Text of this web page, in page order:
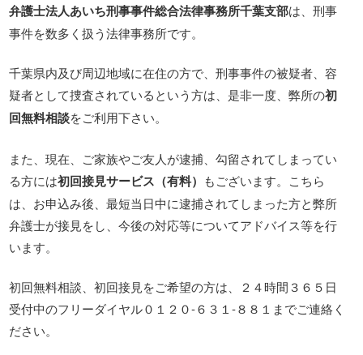
弁護士法人あいち刑事事件総合法律事務所千葉支部は、刑事
事件を数多く扱う法律事務所です。
千葉県内及び周辺地域に在住の方で、刑事事件の被疑者、容
疑者として捜査されているという方は、是非一度、弊所の初
回無料相談をご利用下さい。
また、現在、ご家族やご友人が逮捕、勾留されてしまってい
る方には初回接見サービス（有料） もございます。こちら
は、お申込み後、最短当日中に逮捕されてしまった方と弊所
弁護士が接見をし、今後の対応等についてアドバイス等を行
います。
初回無料相談、初回接見をご希望の方は、２４時間３６５日
受付中のフリーダイヤル０１２０‐６３１‐８８１までご連絡く
ださい。